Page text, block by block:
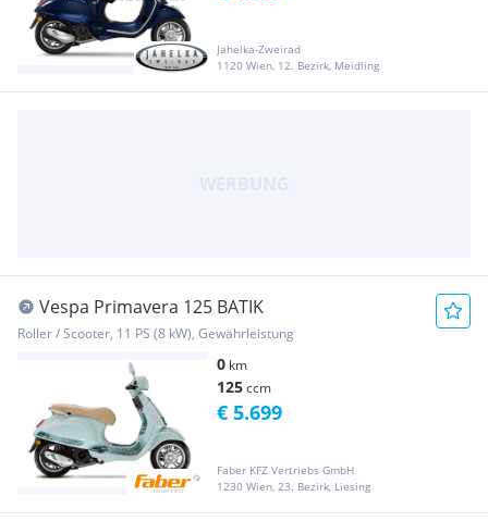
Jahelka-Zweirad
1120 Wien, 12. Bezirk, Meidling
Vespa Primavera 125 BATIK
Roller / Scooter, 11 PS (8 kW), Gewährleistung
0 km
125ccm
Faber KFZ Vertriebs GmbH
1230 Wien, 23. Bezirk, Liesing
€ 5.699